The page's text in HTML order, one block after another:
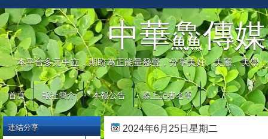
中華鱻傳媒
本平台多元中立，期盼為正能量發聲，分享美好、美麗、美學
首頁 報社簡介 本報公告 線上記者名單
2024年6月25日星期二
連結分享